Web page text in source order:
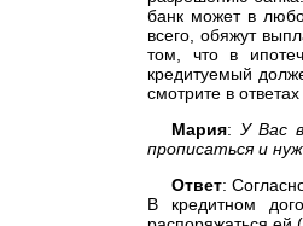
банк может в
всего, обяжут
том, что в
кредитуемый
смотрите в
Мария: У Вас
прописаться и
Ответ:
В кредитном